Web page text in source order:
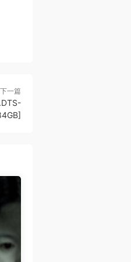
下一篇